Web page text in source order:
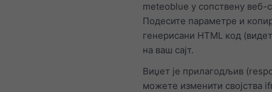
meteoblue у сопствену веб-
Подесите параметре и
генерисани HTML код
на ваш сајт.
Виџет је прилагодљив
можете изменити својства